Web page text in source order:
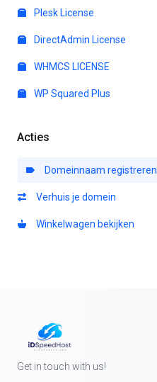
Plesk License
DirectAdmin License
WHMCS LICENSE
WP Squared Plus
Acties
Domeinnaam registreren
Verhuis je domein
Winkelwagen bekijken
Get in touch with us!